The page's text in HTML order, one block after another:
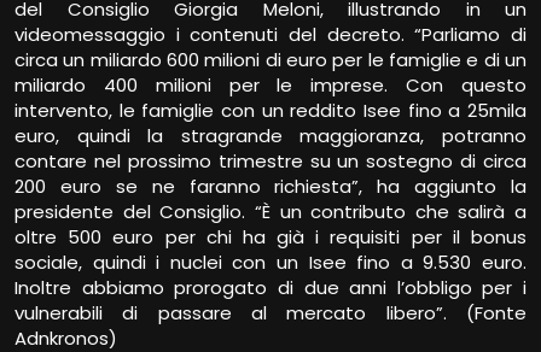
del Consiglio Giorgia Meloni, illustrando in un
videomessaggio i contenuti del decreto. “Parliamo di
circa un miliardo 600 milioni di euro per le famiglie e di un
miliardo 400 milioni per le imprese. Con questo
intervento, le famiglie con un reddito Isee fino a 25mila
euro, quindi la stragrande maggioranza, potranno
contare nel prossimo trimestre su un sostegno di circa
200 euro se ne faranno richiesta”, ha aggiunto la
presidente del Consiglio. “È un contributo che salirà a
oltre 500 euro per chi ha già i requisiti per il bonus
sociale, quindi i nuclei con un Isee fino a 9.530 euro.
Inoltre abbiamo prorogato di due anni l’obbligo per i
vulnerabili di passare al mercato libero”. (Fonte
Adnkronos)